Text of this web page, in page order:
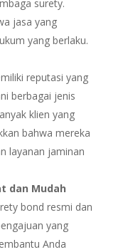
surety.
jasa yang
yang berlaku.
reputasi yang
berbagai jenis
klien yang
bahwa mereka
layanan jaminan
dan Mudah
bond resmi dan
yang
Anda